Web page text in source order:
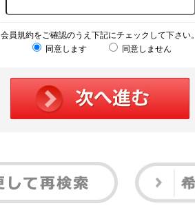
会員規約をご確認のうえ下記にチェックして下さい。
同意します
同意しません